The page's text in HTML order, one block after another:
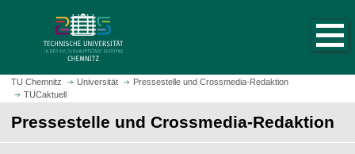
t
s
i
TU Chemnitz Universität
Pressestelle und Crossmedia-Redaktion
TUCaktuell
Pressestelle und Crossmedia-Redaktion